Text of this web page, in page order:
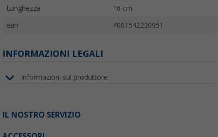
Lunghezza 16 cm
ean 4001542230951
INFORMAZIONI LEGALI
Informazioni sul produttore
IL NOSTRO SERVIZIO